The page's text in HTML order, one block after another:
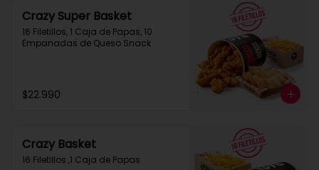
Crazy Super Basket
16 Filetillos, 1 Caja de Papas, 10
Empanadas de Queso Snack
$22.990
Crazy Basket
16 Filetillos ,1 Caja de Papas